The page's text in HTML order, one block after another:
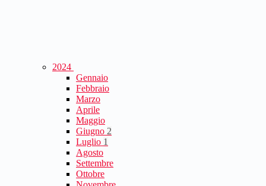
2024
Gennaio
Febbraio
Marzo
Aprile
Maggio
Giugno 2
Luglio 1
Agosto
Settembre
Ottobre